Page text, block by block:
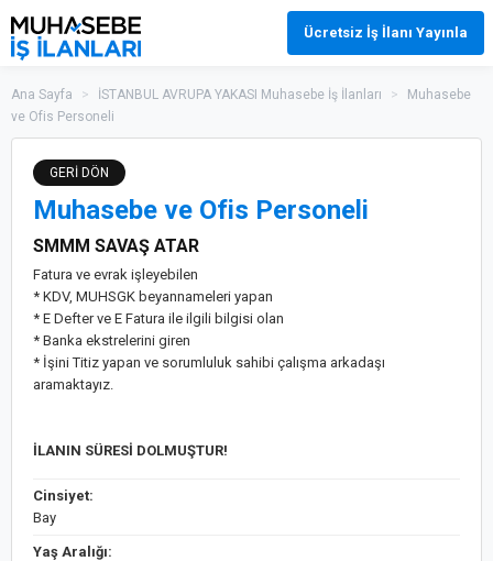
Ücretsiz İş İlanı Yayınla
Ana Sayfa > İSTANBUL AVRUPA YAKASI Muhasebe İş İlanları >
Muhasebe
ve Ofis Personeli
GERİ DÖN
Muhasebe ve Ofis Personeli
SMMM SAVAŞ ATAR
Fatura ve evrak işleyebilen
* KDV, MUHSGK beyannameleri yapan
* E Defter ve E Fatura ile ilgili bilgisi olan
* Banka ekstrelerini giren
* İşini Titiz yapan ve sorumluluk sahibi çalışma arkadaşı
aramaktayız.
İLANIN SÜRESİ DOLMUŞTUR!
Cinsiyet:
Bay
Yaş Aralığı: